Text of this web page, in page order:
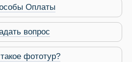
Оплаты
вопрос
фототур?